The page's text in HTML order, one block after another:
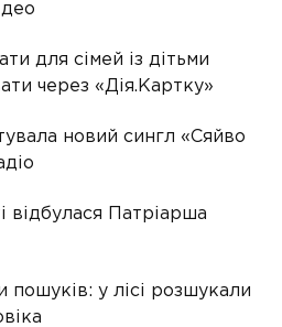
для сімей із дітьми
через «Дія.Картку»
новий сингл «Сяйво
відбулася Патріарша
пошуків: у лісі розшукали